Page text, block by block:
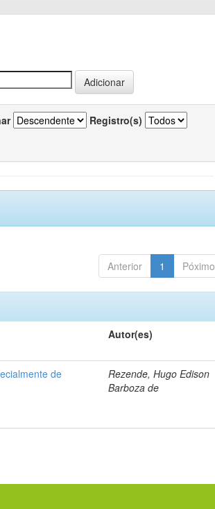
Registro(s)
Anterior 1 Póximo
Autor(es)
de
Rezende, Hugo Edison
Barboza de